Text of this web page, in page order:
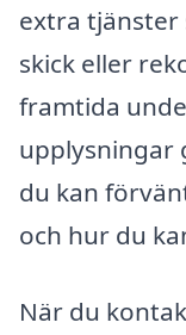
extra tjänster
skick eller
framtida
upplysningar
du kan
och hur du
När du